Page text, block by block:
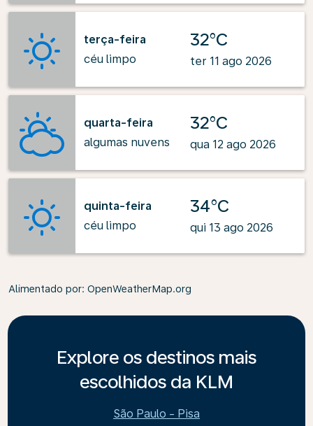
terça-feira
céu limpo
32°C
ter 11 ago 2026
quarta-feira
algumas nuvens
32°C
qua 12 ago 2026
quinta-feira
céu limpo
34°C
qui 13 ago 2026
Alimentado por: OpenWeatherMap.org
Explore os destinos mais
escolhidos da KLM
São Paulo - Pisa